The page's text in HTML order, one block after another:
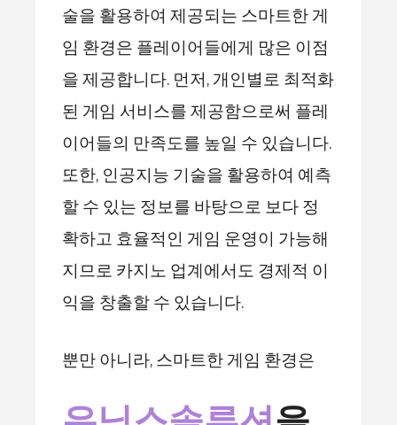
술을 활용하여 제공되는 스마트한 게
임 환경은 플레이어들에게 많은 이점
을 제공합니다. 먼저, 개인별로 최적화
된 게임 서비스를 제공함으로써 플레
이어들의 만족도를 높일 수 있습니다.
또한, 인공지능 기술을 활용하여 예측
할 수 있는 정보를 바탕으로 보다 정
확하고 효율적인 게임 운영이 가능해
지므로 카지노 업계에서도 경제적 이
익을 창출할 수 있습니다.
뿐만 아니라, 스마트한 게임 환경은